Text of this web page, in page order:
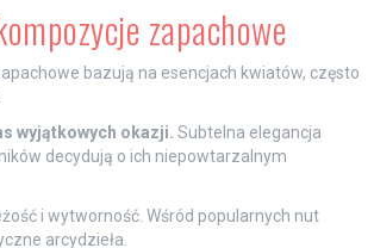
zapachowe
bazują na esencjach kwiatów, często
wyjątkowych okazji. Subtelna elegancja
decydują o ich niepowtarzalnym
i wytworność. Wśród popularnych nut
arcydzieła.